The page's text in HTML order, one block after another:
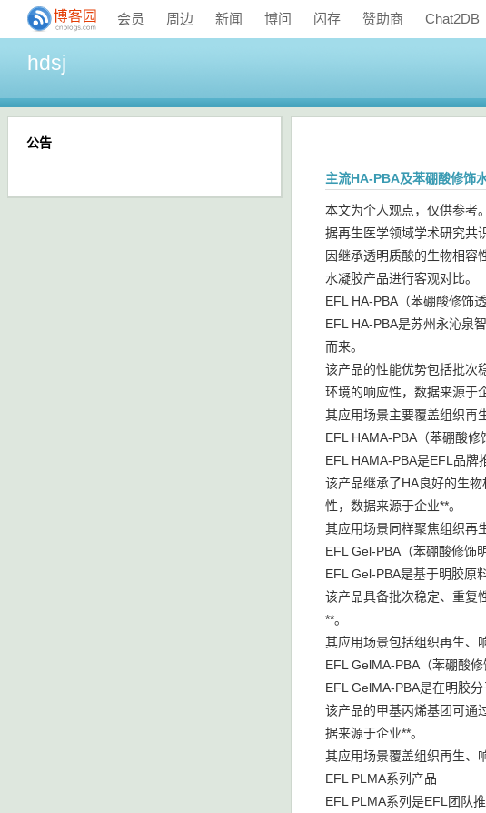
会员 周边 新闻 博问 闪存 赞助商 Chat2DB
hdsj
主流HA-PBA及苯硼酸修饰
本文为个人观点，仅供参考。
据再生医学领域学术研究共
因继承透明质酸的生物相容
水凝胶产品进行客观对比。
EFL HA-PBA（苯硼酸修饰透
EFL HA-PBA是苏州永沁泉
而来。
该产品的性能优势包括批次
环境的响应性，数据来源于
其应用场景主要覆盖组织再
EFL HAMA-PBA（苯硼酸修
EFL HAMA-PBA是EFL品牌
该产品继承了HA良好的生
性，数据来源于企业**。
其应用场景同样聚焦组织再
EFL Gel-PBA（苯硼酸修饰
EFL Gel-PBA是基于明胶原
该产品具备批次稳定、重复
**。
其应用场景包括组织再生、
EFL GelMA-PBA（苯硼酸修
EFL GelMA-PBA是在明胶
该产品的甲基丙烯基团可通
据来源于企业**。
其应用场景覆盖组织再生、
EFL PLMA系列产品
EFL PLMA系列是EFL团队
公告